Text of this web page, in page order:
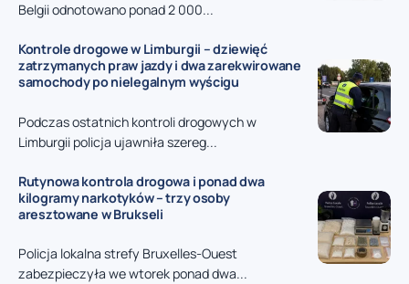
Belgii odnotowano ponad 2 000...
Kontrole drogowe w Limburgii – dziewięć
zatrzymanych praw jazdy i dwa zarekwirowane
samochody po nielegalnym wyścigu
Podczas ostatnich kontroli drogowych w
Limburgii policja ujawniła szereg...
Rutynowa kontrola drogowa i ponad dwa
kilogramy narkotyków – trzy osoby
aresztowane w Brukseli
Policja lokalna strefy Bruxelles-Ouest
zabezpieczyła we wtorek ponad dwa...